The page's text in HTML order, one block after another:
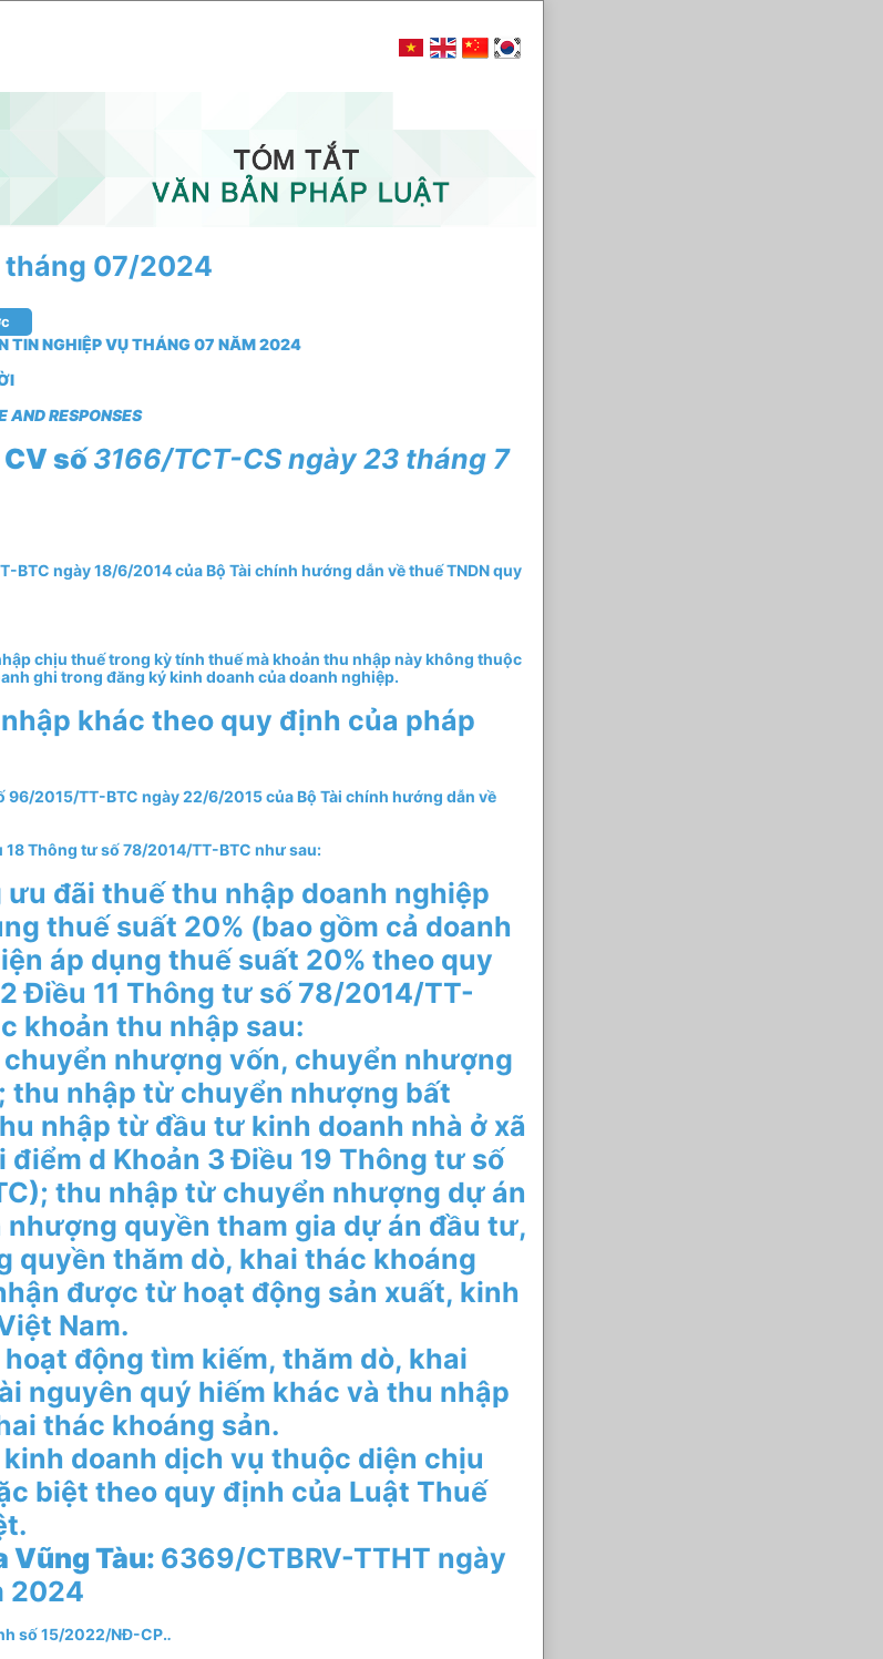
tháng 07/2024
TIN NGHIỆP VỤ THÁNG 07 NĂM 2024
AND RESPONSES
số3166/TCT-CSngày 23 tháng 7
BTC ngày 18/6/2014 của Bộ Tài chính hướng dẫn về thuế TNDN quy
chịu thuế trong kỳ tính thuế mà khoản thu nhập này không thuộc
ghi trong đăng ký kinh doanh của doanh nghiệp.
khác theo quy định của pháp
96/2015/TT-BTC ngày 22/6/2015 của Bộ Tài chính hướng dẫn về
18 Thông tư số 78/2014/TT-BTC như sau:
ưu đãi thuế thu nhập doanh nghiệp
thuế suất 20% (bao gồm cả doanh
áp dụng thuế suất 20% theo quy
Điều 11 Thông tư số 78/2014/TT-
khoản thu nhập sau:
nhượng vốn, chuyển nhượng
thu nhập từ chuyển nhượng bất
nhập từ đầu tư kinh doanh nhà ở xã
d Khoản 3 Điều 19 Thông tư số
thu nhập từ chuyển nhượng dự án
quyền tham gia dự án đầu tư,
quyền thăm dò, khai thác khoáng
được từ hoạt động sản xuất, kinh
Nam.
động tìm kiếm, thăm dò, khai
nguyên quý hiếm khác và thu nhập
thác khoáng sản.
doanh dịch vụ thuộc diện chịu
biệt theo quy định của Luật Thuế
Vũng Tàu: 6369/CTBRV-TTHT ngày
2024
số 15/2022/NĐ-CP..